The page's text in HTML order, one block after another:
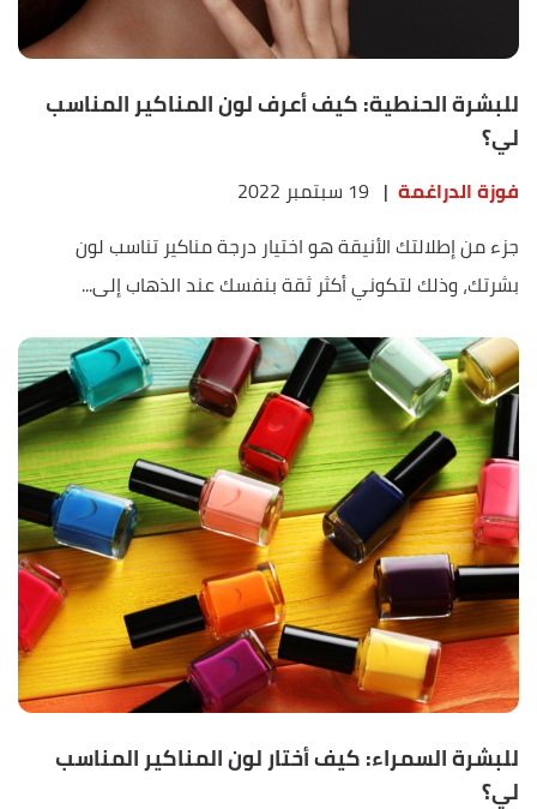
للبشرة الحنطية: كيف أعرف لون المناكير المناسب
لي؟
فوزة الدراغمة | 19 سبتمبر 2022
جزء من إطلالتك الأنيقة هو اختيار درجة مناكير تناسب لون
بشرتك، وذلك لتكوني أكثر ثقة بنفسك عند الذهاب إلى...
للبشرة السمراء: كيف أختار لون المناكير المناسب
لي؟